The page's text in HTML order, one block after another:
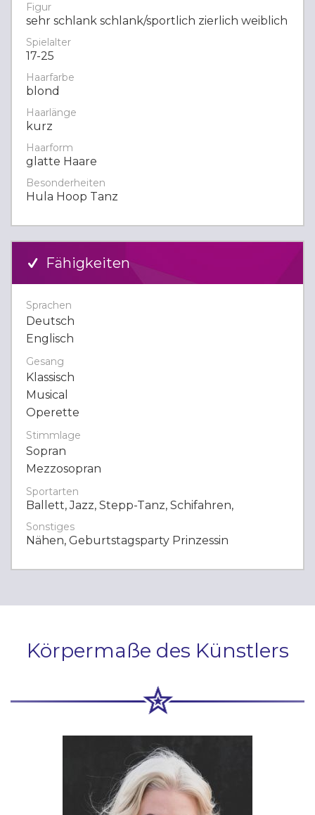
Figur
sehr schlank schlank/sportlich zierlich weiblich
Spielalter
17-25
Haarfarbe
blond
Haarlänge
kurz
Haarform
glatte Haare
Besonderheiten
Hula Hoop Tanz
Fähigkeiten
Sprachen
Deutsch
Englisch
Gesang
Klassisch
Musical
Operette
Stimmlage
Sopran
Mezzosopran
Sportarten
Ballett, Jazz, Stepp-Tanz, Schifahren,
Sonstiges
Nähen, Geburtstagsparty Prinzessin
Körpermaße des Künstlers